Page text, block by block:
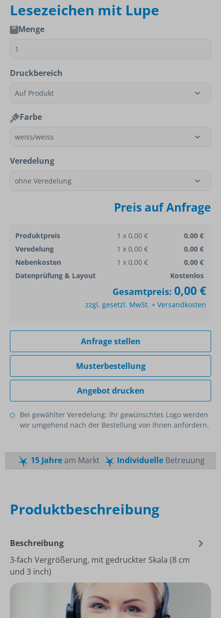
Lesezeichen mit Lupe
Menge
Druckbereich
Farbe
Veredelung
Preis auf Anfrage
Produktpreis 1 x 0,00 €
0,00 €
Veredelung
1 x 0,00 €
0,00 €
Nebenkosten
1 x 0,00 €
0,00 €
Datenprüfung & Layout
Kostenlos
Gesamtpreis: 0,00 €
zzgl. gesetzl. MwSt. + Versandkosten
Anfrage stellen
Musterbestellung
Angebot drucken
Bei gewählter Veredelung: Ihr gewünschtes Logo werden
wir umgehend nach der Bestellung von Ihnen anfordern.
15 Jahream Markt IndividuelleBetreuung
Produktbeschreibung
Beschreibung
3-fach Vergrößerung, mit gedruckter Skala (8 cm
und 3 inch)